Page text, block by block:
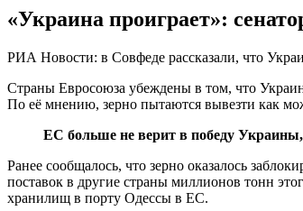
«Украина проиграет»:
РИА Новости: в Совфеде рассказали, что
Страны Евросоюза убеждены в том, что
По её мнению, зерно пытаются вывезти как
ЕС больше не верит в победу
Ранее сообщалось, что зерно оказалось
поставок в другие страны миллионов тонн
хранилищ в порту Одессы в ЕС.